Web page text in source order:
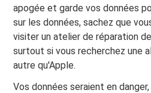
apogée et garde vos données
sur les données, sachez que
visiter un atelier de réparation
surtout si vous recherchez une
autre qu'Apple.
Vos données seraient en